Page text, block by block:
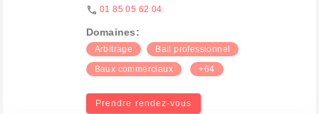
01 85 05 62 04
Domaines:
Arbitrage
Bail professionnel
Baux commerciaux
+64
Prendre rendez-vous